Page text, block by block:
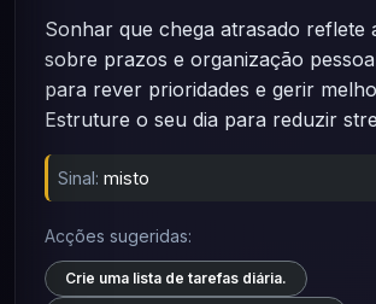
Sonhar que chega atrasado reflete
sobre prazos e organização
para rever prioridades e gerir
Estruture o seu dia para reduzir
Sinal: misto
Acções sugeridas:
Crie uma lista de tarefas diária.